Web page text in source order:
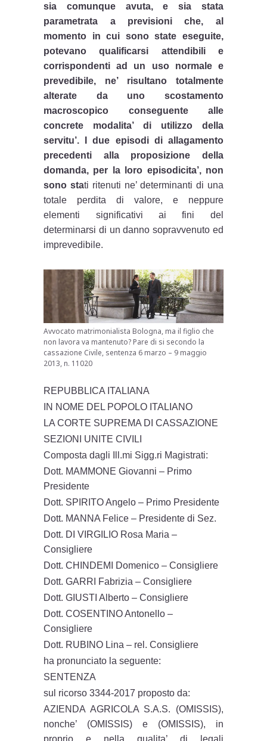
sia comunque avuta, e sia stata
parametrata a previsioni che, al
momento in cui sono state eseguite,
potevano qualificarsi attendibili e
corrispondenti ad un uso normale e
prevedibile, ne’ risultano totalmente
alterate da uno scostamento
macroscopico conseguente alle
concrete modalita’ di utilizzo della
servitu’. I due episodi di allagamento
precedenti alla proposizione della
domanda, per la loro episodicita’, non
sono stati ritenuti ne’ determinanti di una
totale perdita di valore, e neppure
elementi significativi ai fini del
determinarsi di un danno sopravvenuto ed
imprevedibile.
Avvocato matrimonialista Bologna, ma il figlio che
non lavora va mantenuto? Pare di si secondo la
cassazione Civile, sentenza 6 marzo – 9 maggio
2013, n. 11020
REPUBBLICA ITALIANA
IN NOME DEL POPOLO ITALIANO
LA CORTE SUPREMA DI CASSAZIONE
SEZIONI UNITE CIVILI
Composta dagli Ill.mi Sigg.ri Magistrati:
Dott. MAMMONE Giovanni – Primo
Presidente
Dott. SPIRITO Angelo – Primo Presidente
Dott. MANNA Felice – Presidente di Sez.
Dott. DI VIRGILIO Rosa Maria –
Consigliere
Dott. CHINDEMI Domenico – Consigliere
Dott. GARRI Fabrizia – Consigliere
Dott. GIUSTI Alberto – Consigliere
Dott. COSENTINO Antonello –
Consigliere
Dott. RUBINO Lina – rel. Consigliere
ha pronunciato la seguente:
SENTENZA
sul ricorso 3344-2017 proposto da:
AZIENDA AGRICOLA S.A.S. (OMISSIS),
nonche’ (OMISSIS) e (OMISSIS), in